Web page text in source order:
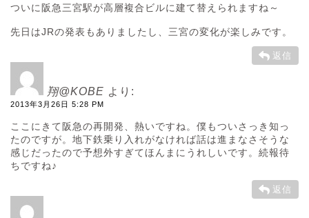
ついに阪急三宮駅が高層複合ビルに建て替えられますね～
先日はJRの発表もありましたし、三宮の変化が楽しみです。
返信
翔@KOBE より:
2013年3月26日 5:28 PM
ここにきて阪急の再開発、熱いですね。僕もついさっき知っ
たのですが。地下鉄乗り入れがなければ話は進まなさそうな
感じだったので予想外すぎてほんまにうれしいです。続報待
ちですね♪
返信